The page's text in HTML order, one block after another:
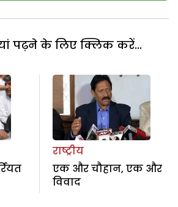
पढ़ने के लिए क्लिक करें...
राष्ट्रीय
एक और चौहान, एक और
विवाद